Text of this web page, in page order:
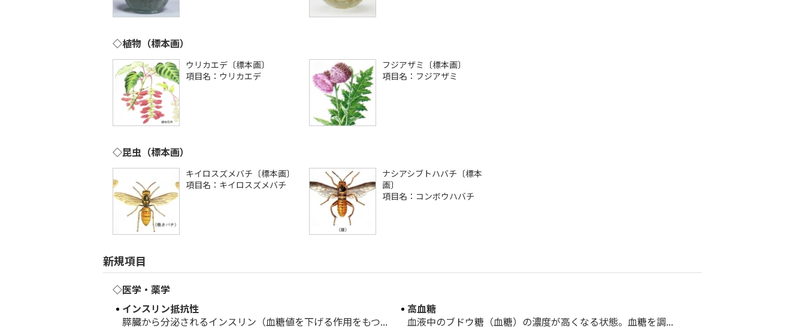
◇植物（標本画）
ウリカエデ〔標本画〕
項目名：ウリカエデ
フジアザミ〔標本画〕
項目名：フジアザミ
◇昆虫（標本画）
キイロスズメバチ〔標本画〕
項目名：キイロスズメバチ
ナシアシブトハバチ〔標本
画〕
項目名：コンボウハバチ
新規項目
◇医学・薬学
インスリン抵抗性
膵臓から分泌されるインスリン（血糖値を下げる作用をもつ...
高血糖
血液中のブドウ糖（血糖）の濃度が高くなる状態。血糖を調...